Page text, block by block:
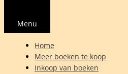
Menu
Home
Meer boeken te koop
Inkoop van boeken